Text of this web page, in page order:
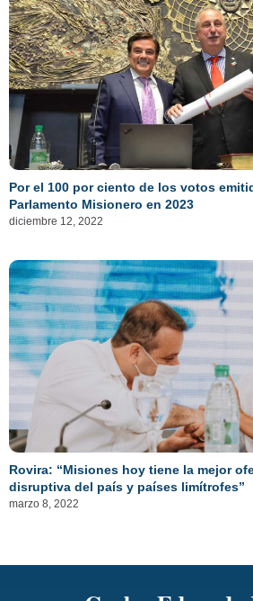
Por el 100 por ciento de los votos
Parlamento Misionero en 2023
diciembre 12, 2022
Rovira: “Misiones hoy tiene la mejor
disruptiva del país y países limítrofes”
marzo 8, 2022